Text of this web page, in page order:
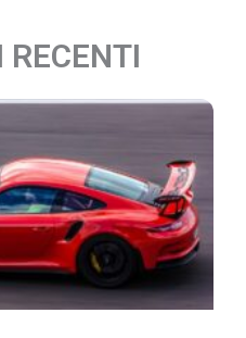
RECENTI